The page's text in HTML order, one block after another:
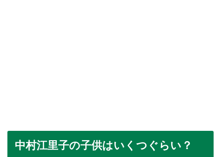
中村江里子の子供はいくつぐらい？